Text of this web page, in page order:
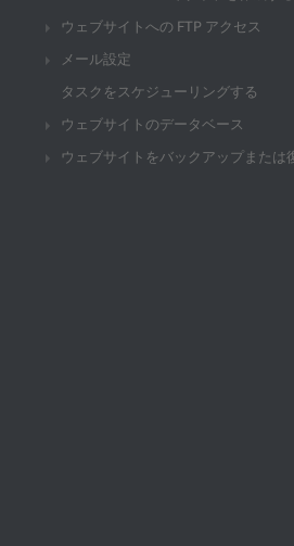
ウェブサイトへの FTP アクセス
メール設定
タスクをスケジューリングする
ウェブサイトのデータベース
ウェブサイトをバックアップまたは